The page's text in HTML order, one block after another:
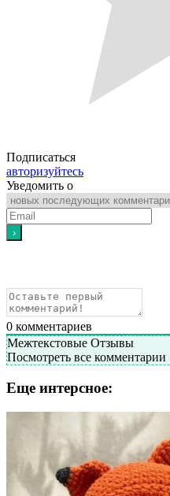
Подписаться
авторизуйтесь
Уведомить о
0 комментариев
Межтекстовые Отзывы
Посмотреть все комментарии
Еще интерсное: